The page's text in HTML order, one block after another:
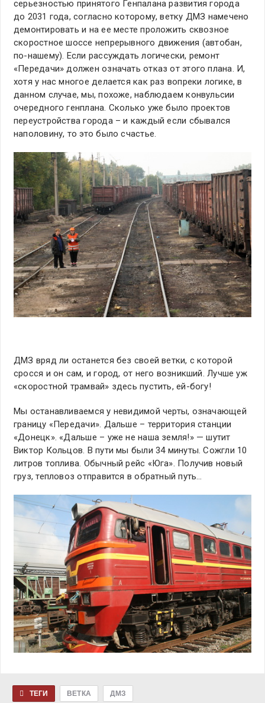
серьезностью принятого Генпалана развития города
до 2031 года, согласно которому, ветку ДМЗ намечено
демонтировать и на ее месте проложить сквозное
скоростное шоссе непрерывного движения (автобан,
по-нашему). Если рассуждать логически, ремонт
«Передачи» должен означать отказ от этого плана. И,
хотя у нас многое делается как раз вопреки логике, в
данном случае, мы, похоже, наблюдаем конвульсии
очередного генплана. Сколько уже было проектов
переустройства города – и каждый если сбывался
наполовину, то это было счастье.
ДМЗ вряд ли останется без своей ветки, с которой
сросся и он сам, и город, от него возникший. Лучше уж
«скоростной трамвай» здесь пустить, ей-богу!
Мы останавливаемся у невидимой черты, означающей
границу «Передачи». Дальше – территория станции
«Донецк». «Дальше – уже не наша земля!» — шутит
Виктор Кольцов. В пути мы были 34 минуты. Сожгли 10
литров топлива. Обычный рейс «Юга». Получив новый
груз, тепловоз отправится в обратный путь…
ТЕГИ ВЕТКА ДМЗ